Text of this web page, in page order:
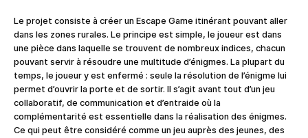
Le projet consiste à créer un Escape Game itinérant pouvant aller
dans les zones rurales. Le principe est simple, le joueur est dans
une pièce dans laquelle se trouvent de nombreux indices, chacun
pouvant servir à résoudre une multitude d’énigmes. La plupart du
temps, le joueur y est enfermé : seule la résolution de l’énigme lui
permet d’ouvrir la porte et de sortir. Il s’agit avant tout d’un jeu
collaboratif, de communication et d’entraide où la
complémentarité est essentielle dans la réalisation des énigmes.
Ce qui peut être considéré comme un jeu auprès des jeunes, des